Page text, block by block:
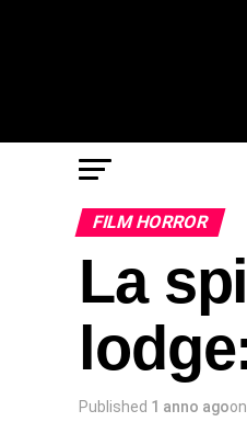
FILM HORROR
La
Published 1 anno agoon